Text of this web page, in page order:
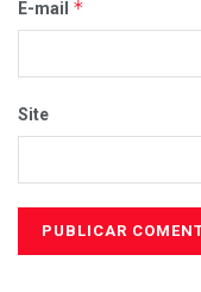
E-mail *
Site